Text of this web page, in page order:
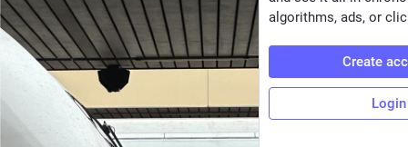
algorithms, ads, or
Create
Login